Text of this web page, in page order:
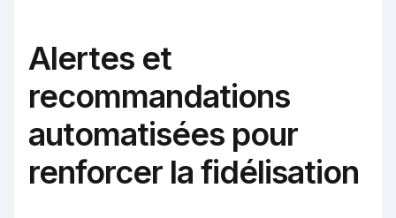
Alertes et
recommandations
automatisées pour
renforcer la fidélisation